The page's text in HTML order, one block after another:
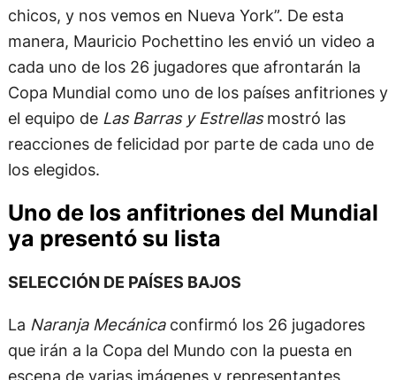
chicos, y nos vemos en Nueva York”. De esta
manera, Mauricio Pochettino les envió un video a
cada uno de los 26 jugadores que afrontarán la
Copa Mundial como uno de los países anfitriones y
el equipo de Las Barras y Estrellasmostró las
reacciones de felicidad por parte de cada uno de
los elegidos.
Uno de los anfitriones del Mundial
ya presentó su lista
SELECCIÓN DE PAÍSES BAJOS
La Naranja Mecánicaconfirmó los 26 jugadores
que irán a la Copa del Mundo con la puesta en
escena de varias imágenes y representantes